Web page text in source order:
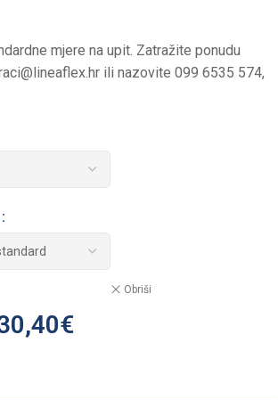
mjere na upit. Zatražite ponudu
ili nazovite 099 6535 574,
Obriši
€